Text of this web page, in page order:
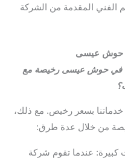
الفني المقدمة من الشركة
حوش عيسى
في حوش عيسى رخيصة مع
بسعر رخيص. مع ذلك،
من خلال عدة طرق:
كبيرة: عندما تقوم شركة